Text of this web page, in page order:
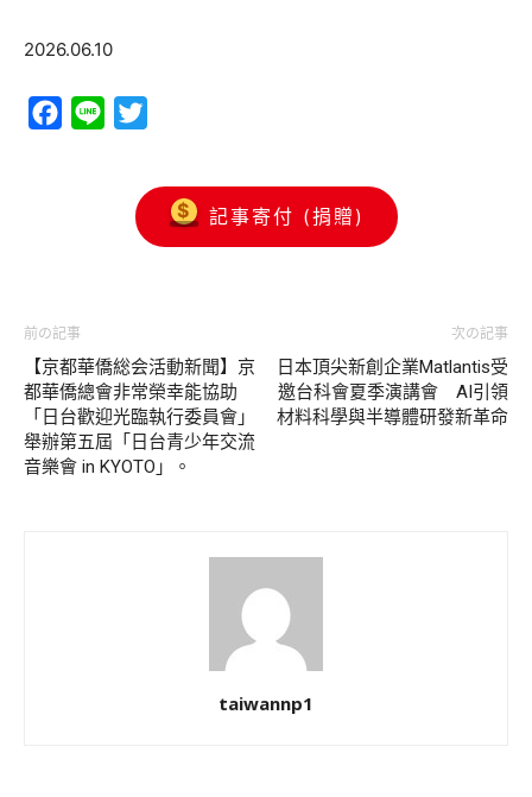
2026.06.10
Facebook
Line
記事寄付 (捐贈)
前の記事
【京都華僑総会活動新聞】京
都華僑總會非常榮幸能協助
「日台歡迎光臨執行委員會」
舉辦第五屆「日台青少年交流
音樂會 in KYOTO」。
次の記事
日本頂尖新創企業Matlantis受
邀台科會夏季演講會 AI引領
材料科學與半導體研發新革命
taiwannp1